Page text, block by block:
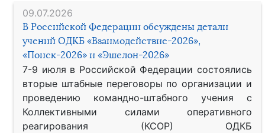
09.07.2026
В Российской Федерации обсуждены детали
учений ОДКБ «Взаимодействие-2026»,
«Поиск-2026» и «Эшелон-2026»
7-9 июля в Российской Федерации состоялись
вторые штабные переговоры по организации и
проведению командно-штабного учения с
Коллективными силами оперативного
реагирования (КСОР) ОДКБ